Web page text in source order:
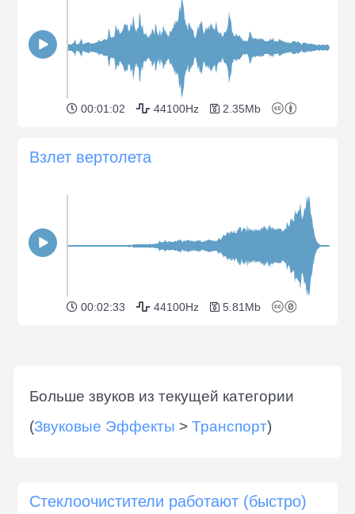
00:01:02 44100Hz 2.35Mb
Взлет вертолета
00:02:33 44100Hz 5.81Mb
Больше звуков из текущей категории
(Звуковые Эффекты > Транспорт)
Стеклоочистители работают (быстро)